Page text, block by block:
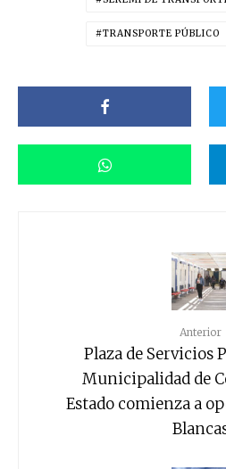
TRANSPORTE PÚBLICO
Anterior
Plaza de Servicios
Municipalidad de
Estado comienza a